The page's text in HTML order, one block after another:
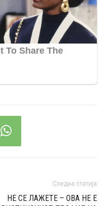
Следна статија
НЕ СЕ ЛАЖЕТЕ – ОВА НЕ Е